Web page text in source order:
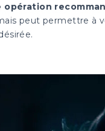
peut permettre à